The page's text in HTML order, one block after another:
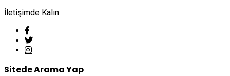
İletişimde Kalın
Sitede Arama Yap